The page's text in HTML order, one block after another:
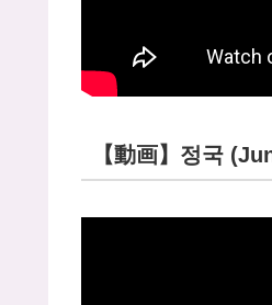
【動画】정국